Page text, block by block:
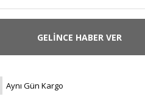
GELİNCE HABER VER
Aynı Gün Kargo